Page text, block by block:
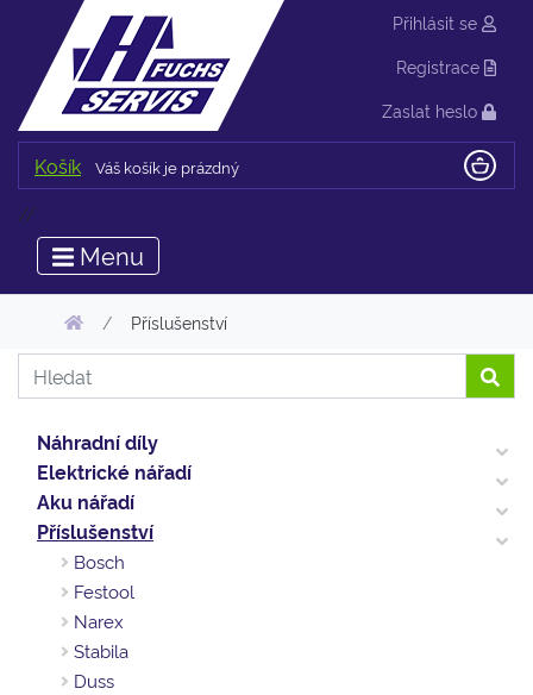
Přihlásit se
Registrace
Zaslat heslo
Košík Váš košík je prázdný
//
Menu
Příslušenství
Náhradní díly
Elektrické nářadí
Aku nářadí
Příslušenství
Bosch
Festool
Narex
Stabila
Duss